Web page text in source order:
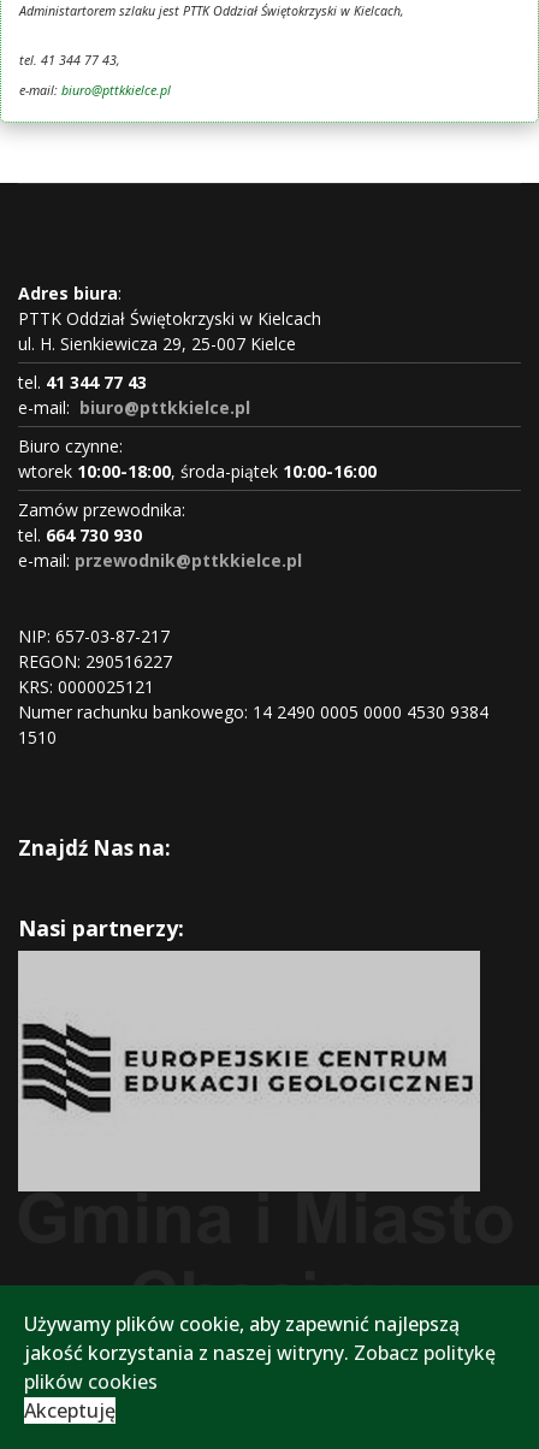
Administartorem szlaku jest PTTK Oddział Świętokrzyski w Kielcach,
tel. 41 344 77 43,
e-mail: biuro@pttkkielce.pl
Adres biura:
PTTK Oddział Świętokrzyski w Kielcach
ul. H. Sienkiewicza 29, 25-007 Kielce
tel. 41 344 77 43
e-mail: biuro@pttkkielce.pl
Biuro czynne:
wtorek 10:00-18:00, środa-piątek 10:00-16:00
Zamów przewodnika:
tel. 664 730 930
e-mail: przewodnik@pttkkielce.pl
NIP: 657-03-87-217
REGON: 290516227
KRS: 0000025121
Numer rachunku bankowego: 14 2490 0005 0000 4530 9384
1510
Znajdź Nas na:
Nasi partnerzy:
Używamy plików cookie, aby zapewnić najlepszą
jakość korzystania z naszej witryny. Zobacz politykę
plików cookies
Akceptuję